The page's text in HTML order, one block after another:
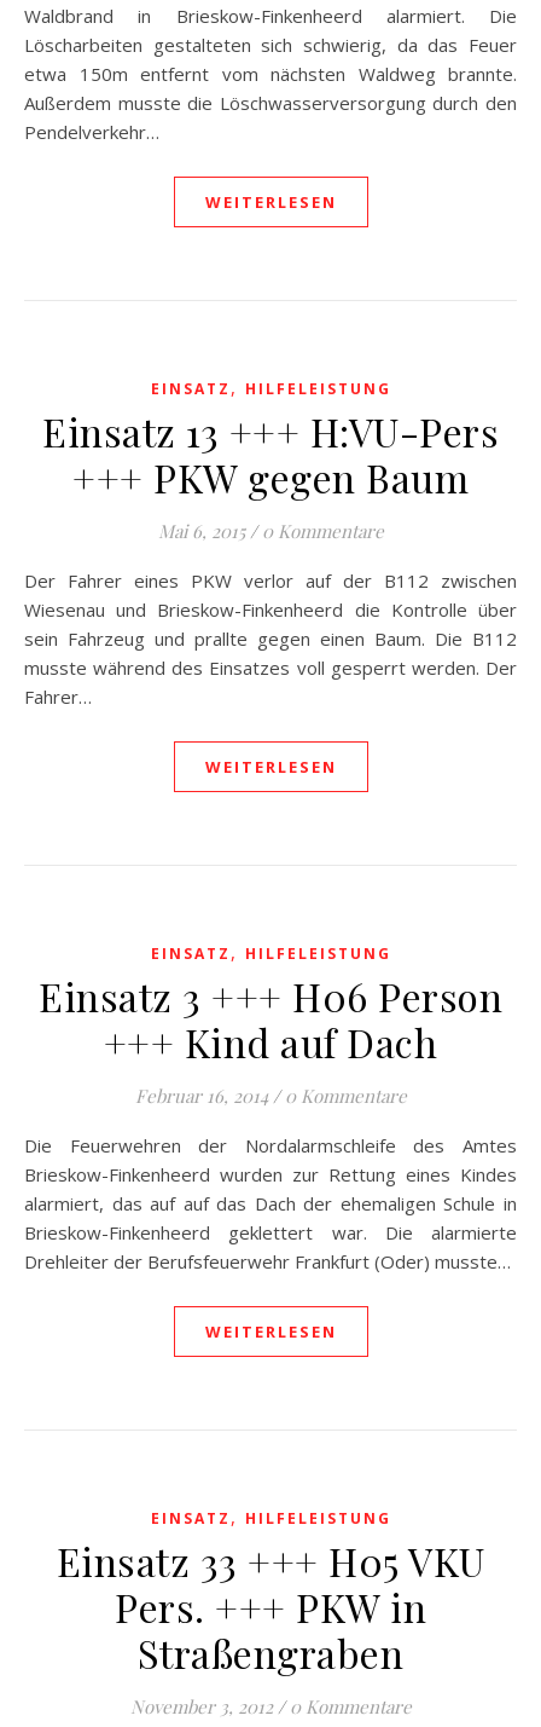
Waldbrand in Brieskow-Finkenheerd alarmiert. Die
Löscharbeiten gestalteten sich schwierig, da das Feuer
etwa 150m entfernt vom nächsten Waldweg brannte.
Außerdem musste die Löschwasserversorgung durch den
Pendelverkehr…
WEITERLESEN
EINSATZ , HILFELEISTUNG
Einsatz 13 +++ H:VU-Pers
+++ PKW gegen Baum
Mai 6, 2015 / 0 Kommentare
Der Fahrer eines PKW verlor auf der B112 zwischen
Wiesenau und Brieskow-Finkenheerd die Kontrolle über
sein Fahrzeug und prallte gegen einen Baum. Die B112
musste während des Einsatzes voll gesperrt werden. Der
Fahrer…
WEITERLESEN
EINSATZ , HILFELEISTUNG
Einsatz 3 +++ H06 Person
+++ Kind auf Dach
Februar 16, 2014 / 0 Kommentare
Die Feuerwehren der Nordalarmschleife des Amtes
Brieskow-Finkenheerd wurden zur Rettung eines Kindes
alarmiert, das auf auf das Dach der ehemaligen Schule in
Brieskow-Finkenheerd geklettert war. Die alarmierte
Drehleiter der Berufsfeuerwehr Frankfurt (Oder) musste…
WEITERLESEN
EINSATZ , HILFELEISTUNG
Einsatz 33 +++ H05 VKU
Pers. +++ PKW in
Straßengraben
November 3, 2012 / 0 Kommentare